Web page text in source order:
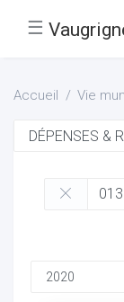
☰
Accueil Vie